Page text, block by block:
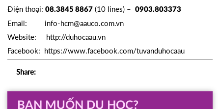
Điện thoại: 08.3845 8867 (10 lines) – 0903.803373
Email: info-hcm@aauco.com.vn
Website: http://duhocaau.vn
Facebook: https://www.facebook.com/tuvanduhocaau
Share:
BẠN MUỐN DU HỌC?